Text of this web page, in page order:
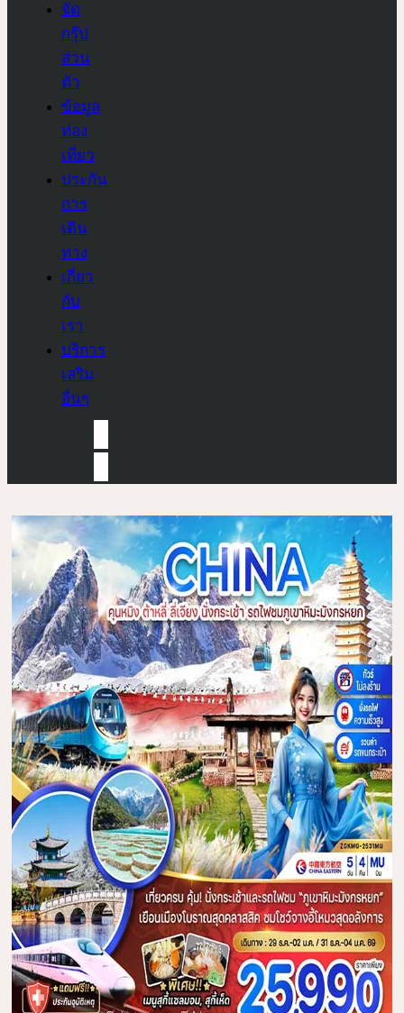
จัด
กรุ๊ป
ส่วน
ตัว
ข้อมูล
ท่อง
เที่ยว
ประกัน
การ
เดิน
ทาง
เกี่ยว
กับ
เรา
บริการ
เสริม
อื่นๆ